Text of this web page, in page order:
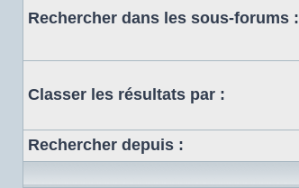
Rechercher dans les sous-forums :
Classer les résultats par :
Rechercher depuis :